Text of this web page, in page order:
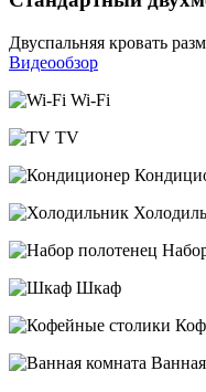
Двуспальняя кровать
Видеообзор
Wi-Fi
TV
Шкаф